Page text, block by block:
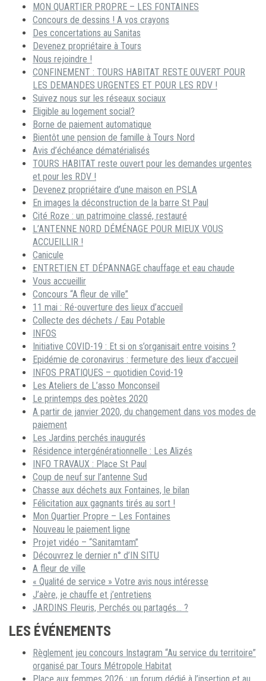
MON QUARTIER PROPRE – LES FONTAINES
Concours de dessins ! A vos crayons
Des concertations au Sanitas
Devenez propriétaire à Tours
Nous rejoindre !
CONFINEMENT : TOURS HABITAT RESTE OUVERT POUR
LES DEMANDES URGENTES ET POUR LES RDV !
Suivez nous sur les réseaux sociaux
Eligible au logement social?
Borne de paiement automatique
Bientôt une pension de famille à Tours Nord
Avis d’échéance dématérialisés
TOURS HABITAT reste ouvert pour les demandes urgentes
et pour les RDV !
Devenez propriétaire d’une maison en PSLA
En images la déconstruction de la barre St Paul
Cité Roze : un patrimoine classé, restauré
L’ANTENNE NORD DÉMÉNAGE POUR MIEUX VOUS
ACCUEILLIR !
Canicule
ENTRETIEN ET DÉPANNAGE chauffage et eau chaude
Vous accueillir
Concours “A fleur de ville”
11 mai : Ré-ouverture des lieux d’accueil
Collecte des déchets / Eau Potable
INFOS
Initiative COVID-19 : Et si on s’organisait entre voisins ?
Epidémie de coronavirus : fermeture des lieux d’accueil
INFOS PRATIQUES – quotidien Covid-19
Les Ateliers de L’asso Monconseil
Le printemps des poètes 2020
A partir de janvier 2020, du changement dans vos modes de
paiement
Les Jardins perchés inaugurés
Résidence intergénérationnelle : Les Alizés
INFO TRAVAUX : Place St Paul
Coup de neuf sur l’antenne Sud
Chasse aux déchets aux Fontaines, le bilan
Félicitation aux gagnants tirés au sort !
Mon Quartier Propre – Les Fontaines
Nouveau le paiement ligne
Projet vidéo – “Sanitamtam”
Découvrez le dernier n° d’IN SITU
A fleur de ville
« Qualité de service » Votre avis nous intéresse
J’aère, je chauffe et j’entretiens
JARDINS Fleuris, Perchés ou partagés… ?
LES ÉVÉNEMENTS
Règlement jeu concours Instagram “Au service du territoire”
organisé par Tours Métropole Habitat
Place aux femmes 2026 : un forum dédié à l’insertion et au